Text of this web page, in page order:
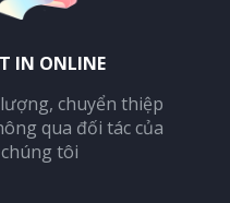
IN ONLINE
chuyển thiệp
qua đối tác của
chúng tôi